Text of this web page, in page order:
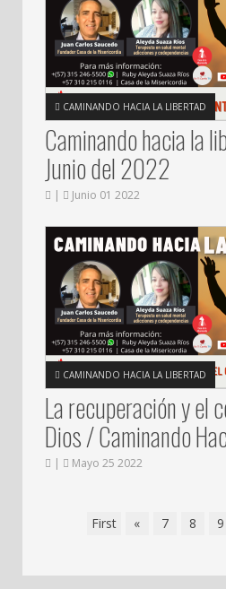
CAMINANDO HACIA LA LIBERTAD
Caminando hacia la
Junio del 2022
| Junio 01 2022
CAMINANDO HACIA LA LIBERTAD
La recuperación y el
Dios / Caminando
| Mayo 25 2022
First « 7 8 9